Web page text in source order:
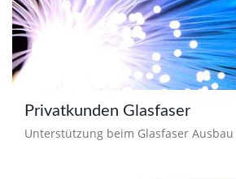
Privatkunden Glasfaser
Unterstützung beim Glasfaser